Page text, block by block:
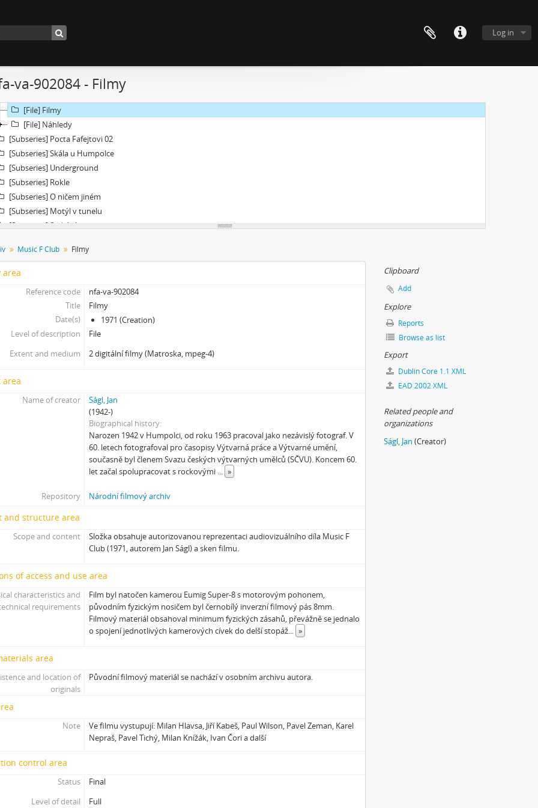
Log in
va-902084 - Filmy
[Subseries] ARCO – Aneb český videoart proniká do světa
[Subseries] Věž – Věž I., Věž II.
[Subseries] Tanec na ruinách muzea
[Subseries] Music F Club
[File] Filmy
[File] Náhledy
[Subseries] Pocta Fafejtovi 02
[Subseries] Skála u Humpolce
[Subseries] Underground
[Subseries] Rokle
[Subseries] O ničem jiném
[Subseries] Motýl v tunelu
[Subseries] Setkání
[Subseries] Květomluva
[Subseries] Prohnutá dlažba
[Subseries] Hranice – otázka bez odpovědi
[Subseries] Můj osobní „nekonečný“ vektor
[Subseries] Metrofilm
[Subseries] Neznámý zůstal neznámý
[Subseries] Zmenšil jsem průměr Země
[Subseries] Jako z filmu
[Subseries] En plein air 2
[Subseries] Echo–Vocis Imago
[Subseries] Malinko nakouknout
[Subseries] Už šedesát let je mi třicet
[Subseries] Zurich
[Subseries] Rozhovor se Sylvií Plath
[Subseries] Krabicování
[Subseries] Sáčkování
[Subseries] Up!
[Subseries] Up! #2
[Subseries] Vystěhování. Nastěhování
[Subseries] Cesta do školy
[Subseries] Přestávka
[Subseries] Zrzavý film
[Subseries] Studna
[Subseries] 13. revír
[Subseries] Spejbl a Hurvínek
[Subseries] Větev – Prorážení televize větví
Music F Club Filmy
area
Reference code
nfa-va-902084
Title
Filmy
Date(s)
1971 (Creation)
Level of description
File
Extent and medium
2 digitální filmy (Matroska, mpeg-4)
area
Name of creator
Ságl, Jan
(1942-)
Biographical history
Narozen 1942 v Humpolci, od roku 1963 pracoval jako nezávislý fotograf. V
60. letech fotografoval pro časopisy Výtvarná práce a Výtvarné umění,
současně byl členem Svazu českých výtvarných umělců (SČVU). Koncem 60.
let začal spolupracovat s rockovými ... »
Repository Národní filmový archiv
and structure area
Scope and content
Složka obsahuje autorizovanou reprezentaci audiovizuálního díla Music F
Club (1971, autorem Jan Ságl) a sken filmu.
of access and use area
characteristics and
requirements
Film byl natočen kamerou Eumig Super-8 s motorovým pohonem,
původním fyzickým nosičem byl černobílý inverzní filmový pás 8mm.
Filmový materiál obsahoval minimum fyzických zásahů, převážně se jednalo
o spojení jednotlivých kamerových cívek do delší stopáž... »
area
and location of
originals
Původní filmový materiál se nachází v osobním archivu autora.
Note
Ve filmu vystupují: Milan Hlavsa, Jiří Kabeš, Paul Wilson, Pavel Zeman, Karel
Nepraš, Pavel Tichý, Milan Knížák, Ivan Čori a další
control area
Status
Final
Level of detail
Full
Clipboard
Add
Explore
Reports
Browse as list
Export
Dublin Core 1.1 XML
EAD 2002 XML
Related people and
organizations
Ságl, Jan (Creator)